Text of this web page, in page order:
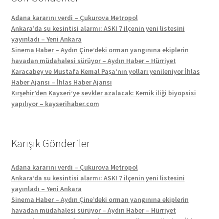
Adana kararını verdi – Çukurova Metropol
Ankara’da su kesintisi alarmı: ASKI 7 ilçenin yeni listesini
yayınladı – Yeni Ankara
Sinema Haber – Aydın Çine’deki orman yangınına ekiplerin
havadan müdahalesi sürüyor – Aydın Haber – Hürriyet
Karacabey ve Mustafa Kemal Paşa’nın yolları yenileniyor İhlas
Haber Ajansı – İhlas Haber Ajansı
Kırşehir’den Kayseri’ye sevkler azalacak: Kemik iliği biyopsisi
yapılıyor – kayserihaber.com
Karışık Gönderiler
Adana kararını verdi – Çukurova Metropol
Ankara’da su kesintisi alarmı: ASKI 7 ilçenin yeni listesini
yayınladı – Yeni Ankara
Sinema Haber – Aydın Çine’deki orman yangınına ekiplerin
havadan müdahalesi sürüyor – Aydın Haber – Hürriyet